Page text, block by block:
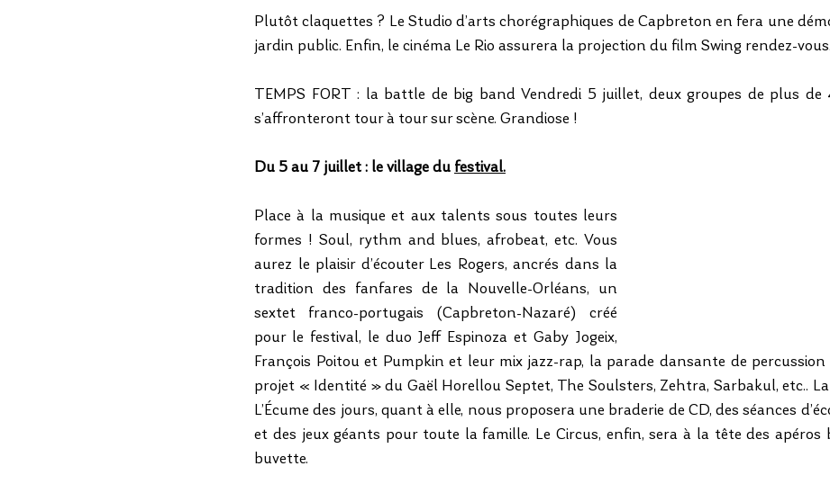
Plutôt claquettes ? Le Studio d’arts chorégraphiques de Capbreton en fera une
jardin public. Enfin, le cinéma Le Rio assurera la projection du film Swing rendez-vous.
TEMPS FORT : la battle de big band Vendredi 5 juillet, deux groupes de plus de
s’affronteront tour à tour sur scène. Grandiose !
Du 5 au 7 juillet : le village du festival.
Place à la musique et aux talents sous toutes leurs
formes ! Soul, rythm and blues, afrobeat, etc. Vous
aurez le plaisir d’écouter Les Rogers, ancrés dans la
tradition des fanfares de la Nouvelle-Orléans, un
sextet franco-portugais (Capbreton-Nazaré) créé
pour le festival, le duo Jeff Espinoza et Gaby Jogeix,
François Poitou et Pumpkin et leur mix jazz-rap, la parade dansante de percussion
projet « Identité » du Gaël Horellou Septet, The Soulsters, Zehtra, Sarbakul, etc..
L’Écume des jours, quant à elle, nous proposera une braderie de CD, des séances
et des jeux géants pour toute la famille. Le Circus, enfin, sera à la tête des apéros
buvette.